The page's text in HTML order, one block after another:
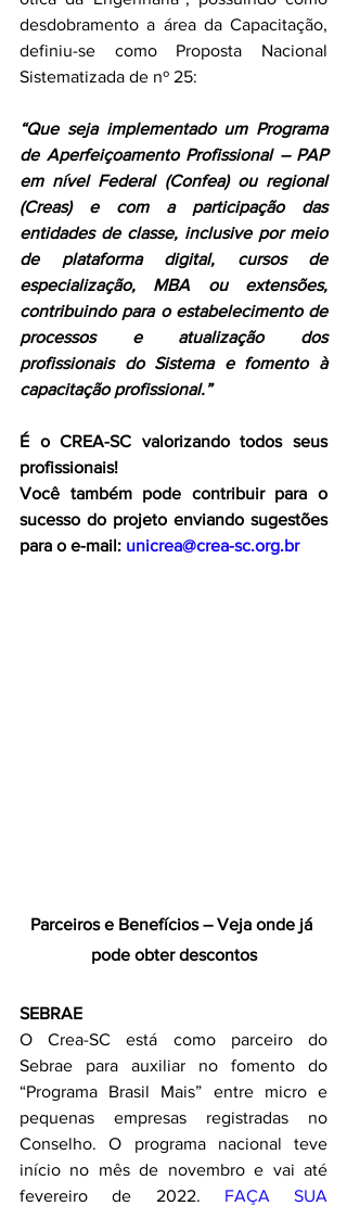
desdobramento a área da Capacitação,
definiu-se como Proposta Nacional
Sistematizada de nº 25:
“Que seja implementado um Programa
de Aperfeiçoamento Profissional – PAP
em nível Federal (Confea) ou regional
(Creas) e com a participação das
entidades de classe, inclusive por meio
de plataforma digital, cursos de
especialização, MBA ou extensões,
contribuindo para o estabelecimento de
processos e atualização dos
profissionais do Sistema e fomento à
capacitação profissional.”
É o CREA-SC valorizando todos seus
profissionais!
Você também pode contribuir para o
sucesso do projeto enviando sugestões
para o e-mail: unicrea@crea-sc.org.br
Parceiros e Benefícios – Veja onde já
pode obter descontos
SEBRAE
O Crea-SC está como parceiro do
Sebrae para auxiliar no fomento do
“Programa Brasil Mais” entre micro e
pequenas empresas registradas no
Conselho. O programa nacional teve
início no mês de novembro e vai até
fevereiro de 2022. FAÇA SUA